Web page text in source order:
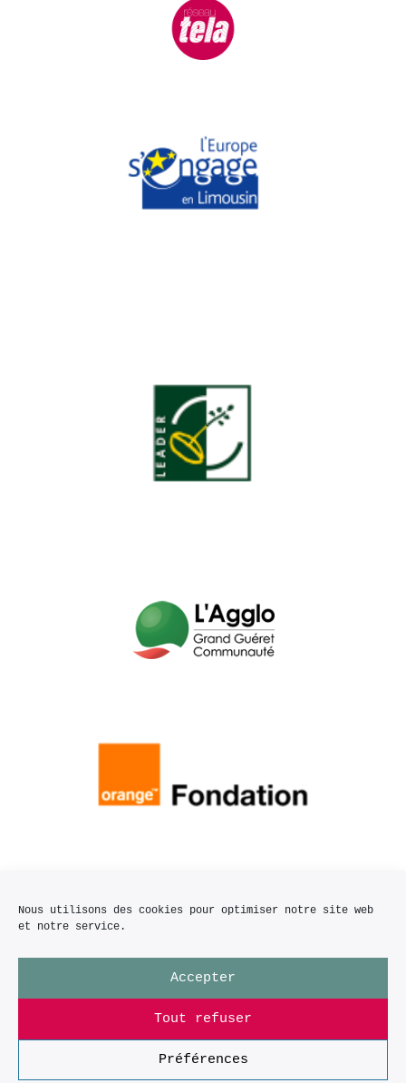
Nous utilisons des cookies pour optimiser notre site web
et notre service.
Accepter
Tout refuser
Préférences